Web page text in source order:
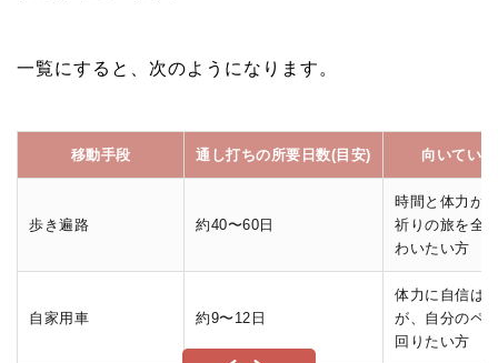
一覧にすると、次のようになります。
移動手段 通し打ちの所要日数(目安) 向いてい
歩き遍路 約40〜60日
時間と体力が
祈りの旅を全
わいたい方
自家用車 約9〜12日
体力に自信は
が、自分のペ
回りたい方